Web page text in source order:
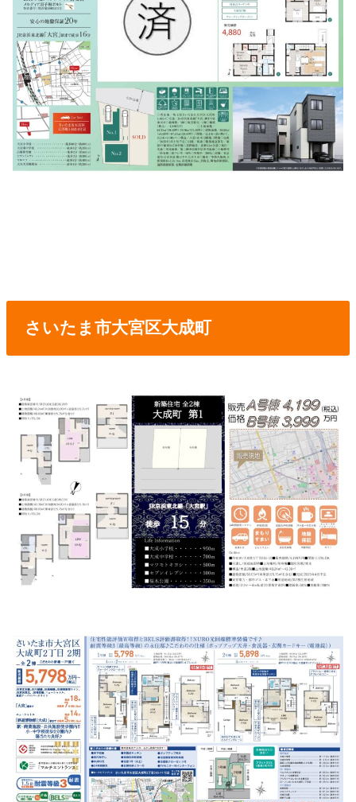
さいたま市大宮区大成町